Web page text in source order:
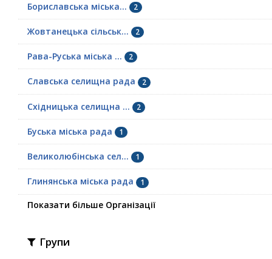
Бориславська міська... 2
Жовтанецька сільськ... 2
Рава-Руська міська ... 2
Славська селищна рада 2
Східницька селищна ... 2
Буська міська рада 1
Великолюбінська сел... 1
Глинянська міська рада 1
Показати більше Організації
Групи